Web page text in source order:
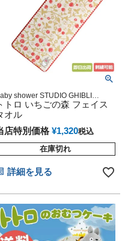
shower STUDIO GHIBLI
グッズ通販 出産記念 小物
タニティ 妊婦ママ 御出産祝い 妊
祝い 誕生日祝い 御祝い 記念日 ハ
フバースデー
トロ いちごの森 フェイス
オル
店特別価格 ¥1,320税込
在庫切れ
詳細を見る